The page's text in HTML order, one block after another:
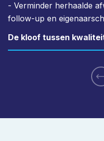
- Verminder herhaalde
follow-up en
De kloof tussen